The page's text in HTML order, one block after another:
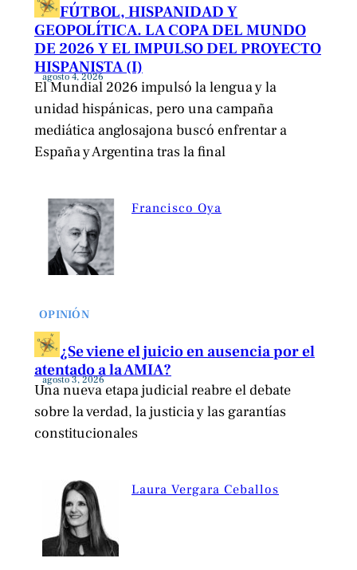
FÚTBOL, HISPANIDAD Y
GEOPOLÍTICA. LA COPA DEL MUNDO
DE 2026 Y EL IMPULSO DEL PROYECTO
HISPANISTA (I)
agosto 4, 2026
El Mundial 2026 impulsó la lengua y la
unidad hispánicas, pero una campaña
mediática anglosajona buscó enfrentar a
España y Argentina tras la final
Francisco Oya
OPINIÓN
¿Se viene el juicio en ausencia por el
atentado a la AMIA?
agosto 3, 2026
Una nueva etapa judicial reabre el debate
sobre la verdad, la justicia y las garantías
constitucionales
Laura Vergara Ceballos